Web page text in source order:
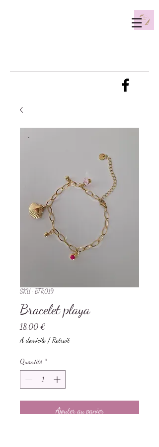
SKU : BTR019
Bracelet playa
18,00 €
A domicile / Retrait
Quantité *
Ajouter au panier